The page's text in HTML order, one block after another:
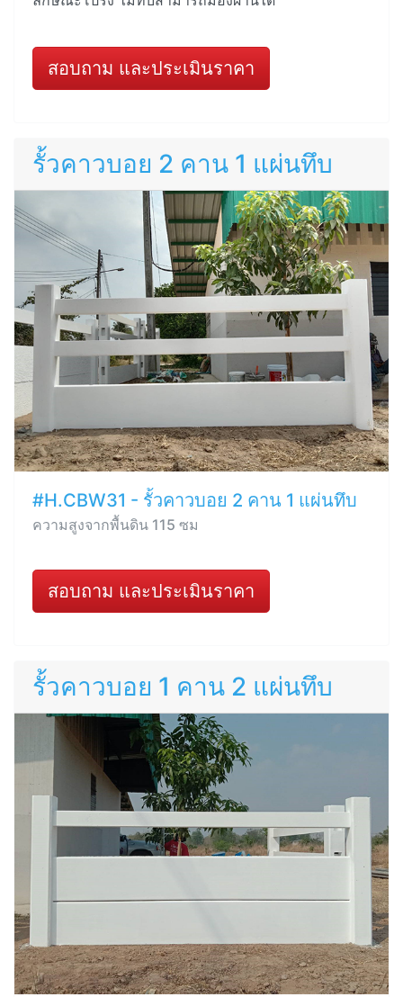
สอบถาม และประเมินราคา
รั้วคาวบอย 2 คาน 1 แผ่นทึบ
#H.CBW31 - รั้วคาวบอย 2 คาน 1 แผ่นทึบ
ความสูงจากพื้นดิน 115 ซม
สอบถาม และประเมินราคา
รั้วคาวบอย 1 คาน 2 แผ่นทึบ